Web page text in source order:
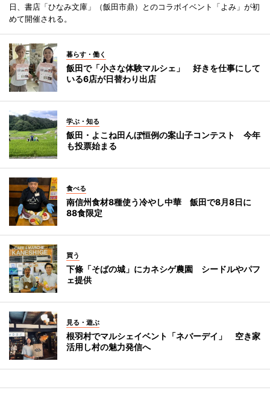
日、書店「ひなみ文庫」（飯田市鼎）とのコラボイベント「よみ」が初
めて開催される。
暮らす・働く
飯田で「小さな体験マルシェ」 好きを仕事にして
いる6店が日替わり出店
学ぶ・知る
飯田・よこね田んぼ恒例の案山子コンテスト 今年
も投票始まる
食べる
南信州食材8種使う冷やし中華 飯田で8月8日に
88食限定
買う
下條「そばの城」にカネシゲ農園 シードルやパフ
ェ提供
見る・遊ぶ
根羽村でマルシェイベント「ネバーデイ」 空き家
活用し村の魅力発信へ